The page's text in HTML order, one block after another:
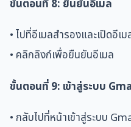
ขั้นตอนที่ 8: ยืนยันอีเมล
• ไปที่อีเมลสำรองและเปิดอี
• คลิกลิงก์เพื่อยืนยันอีเมล
ขั้นตอนที่ 9: เข้าสู่ระบบ
• กลับไปที่หน้าเข้าสู่ระบบ